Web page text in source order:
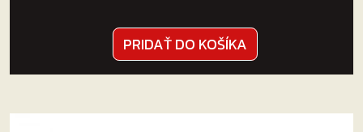
PRIDAŤ DO KOŠÍKA